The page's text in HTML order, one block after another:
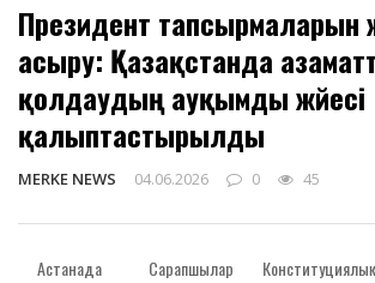
Президент тапсырмаларын
асыру: Қазақстанда
қолдаудың ауқымды жүйесі
қалыптастырылды
MERKE NEWS 04.06.2026 0 45
Астанада
Сарапшылар
Конституциялық